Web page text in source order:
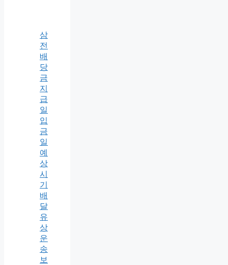
삼
전
배
당
금
지
급
일
입
금
일
예
상
시
기
배
달
유
상
운
송
보